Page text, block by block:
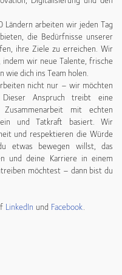
arbeiten wir jeden Tag
die Bedürfnisse unserer
ihre Ziele zu erreichen. Wir
wir neue Talente, frische
dich ins Team holen.
nicht nur – wir möchten
Anspruch treibt eine
mit echten
und Tatkraft basiert. Wir
und respektieren die Würde
etwas bewegen willst, das
und deine Karriere in einem
möchtest – dann bist du
LinkedIn und Facebook.